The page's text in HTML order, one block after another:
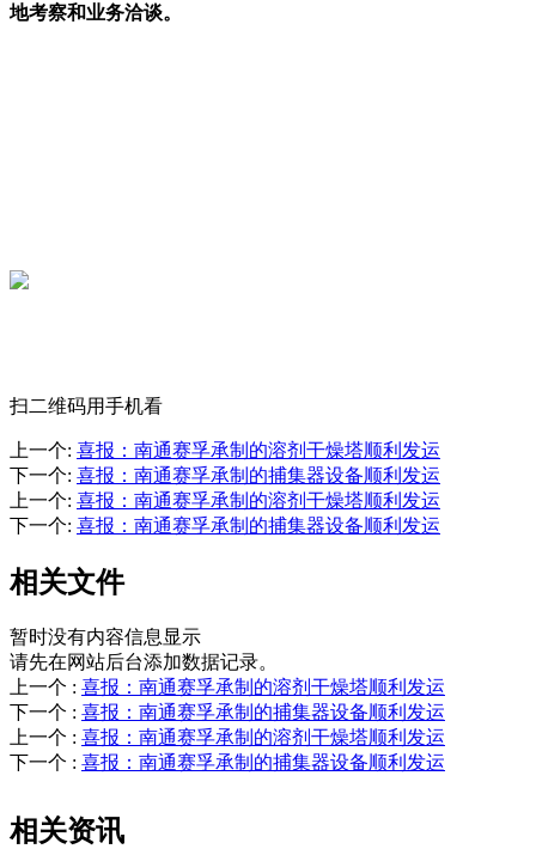
地考察和业务洽谈。
扫二维码用手机看
上一个: 喜报：南通赛孚承制的溶剂干燥塔顺利发运
下一个: 喜报：南通赛孚承制的捕集器设备顺利发运
上一个: 喜报：南通赛孚承制的溶剂干燥塔顺利发运
下一个: 喜报：南通赛孚承制的捕集器设备顺利发运
相关文件
暂时没有内容信息显示
请先在网站后台添加数据记录。
上一个 : 喜报：南通赛孚承制的溶剂干燥塔顺利发运
下一个 : 喜报：南通赛孚承制的捕集器设备顺利发运
上一个 : 喜报：南通赛孚承制的溶剂干燥塔顺利发运
下一个 : 喜报：南通赛孚承制的捕集器设备顺利发运
相关资讯